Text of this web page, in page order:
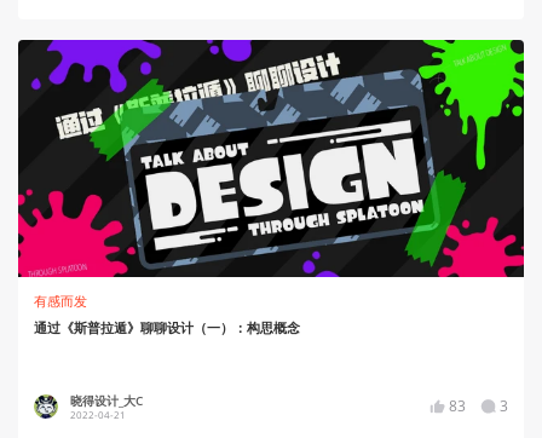
有感而发
通过《斯普拉遁》聊聊设计（一）：构思概念
晓得设计_大C
2022-04-21 83 3